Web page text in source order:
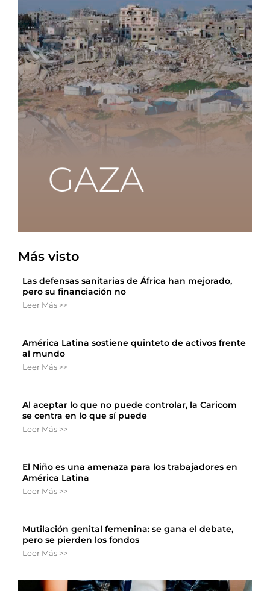
Más visto
Las defensas sanitarias de África han mejorado,
pero su financiación no
Leer Más >>
América Latina sostiene quinteto de activos frente
al mundo
Leer Más >>
Al aceptar lo que no puede controlar, la Caricom
se centra en lo que sí puede
Leer Más >>
El Niño es una amenaza para los trabajadores en
América Latina
Leer Más >>
Mutilación genital femenina: se gana el debate,
pero se pierden los fondos
Leer Más >>